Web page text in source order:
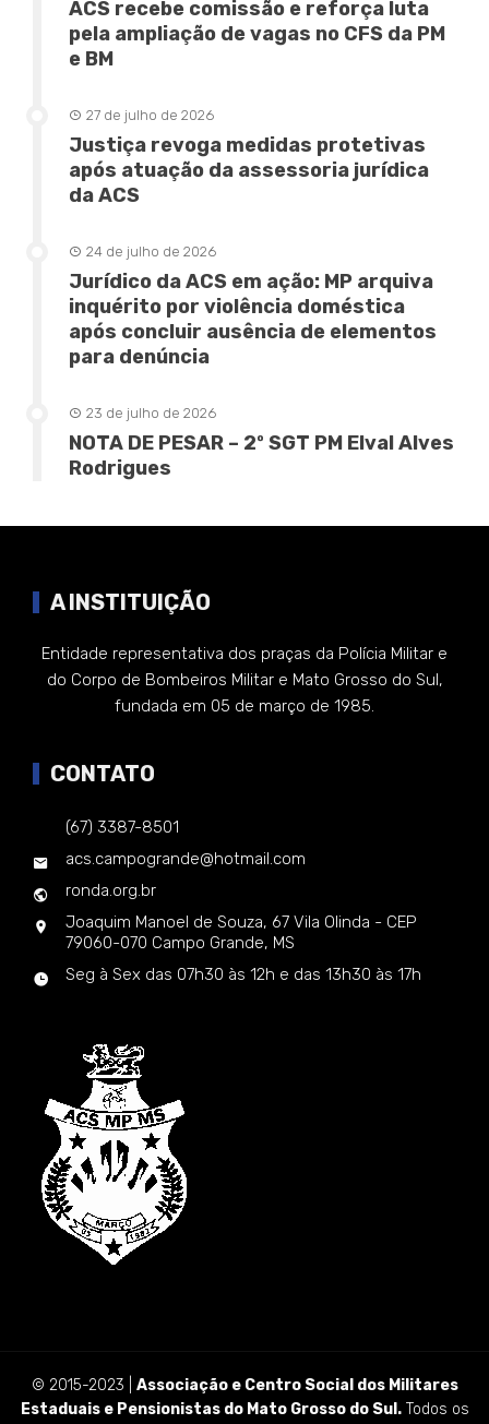
ACS recebe comissão e reforça luta
pela ampliação de vagas no CFS da PM
e BM
27 de julho de 2026
Justiça revoga medidas protetivas
após atuação da assessoria jurídica
da ACS
24 de julho de 2026
Jurídico da ACS em ação: MP arquiva
inquérito por violência doméstica
após concluir ausência de elementos
para denúncia
23 de julho de 2026
NOTA DE PESAR – 2º SGT PM Elval Alves
Rodrigues
A INSTITUIÇÃO
Entidade representativa dos praças da Polícia Militar e
do Corpo de Bombeiros Militar e Mato Grosso do Sul,
fundada em 05 de março de 1985.
CONTATO
(67) 3387-8501
acs.campogrande@hotmail.com
ronda.org.br
Joaquim Manoel de Souza, 67 Vila Olinda - CEP
79060-070 Campo Grande, MS
Seg à Sex das 07h30 às 12h e das 13h30 às 17h
© 2015-2023 | Associação e Centro Social dos Militares
Estaduais e Pensionistas do Mato Grosso do Sul.Todos os